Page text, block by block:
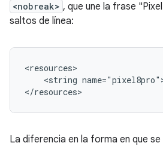
<nobreak> , que une la frase
saltos de línea:
<string
La diferencia en la forma en que